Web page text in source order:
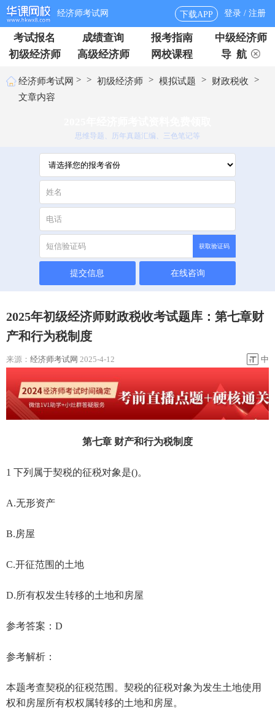
经济师考试网 下载APP 登录 / 注册
考试报名 成绩查询 报考指南
中级经济师
初级经济师
高级经济师 网校课程 导 航
经济师考试网 > > 初级经济师 > 模拟试题 > 财政税收
>
文章内容
思维导题、历年真题汇编、三色笔记等
获取验证码
提交信息 在线咨询
2025年初级经济师财政税收考试题库：第七章财
产和行为税制度
来源： 经济师考试网 2025-4-12 中
第七章 财产和行为税制度
1 下列属于契税的征税对象是()。
A.无形资产
B.房屋
C.开征范围的土地
D.所有权发生转移的土地和房屋
参考答案：D
参考解析：
本题考查契税的征税范围。契税的征税对象为发生土地使用
权和房屋所有权权属转移的土地和房屋。